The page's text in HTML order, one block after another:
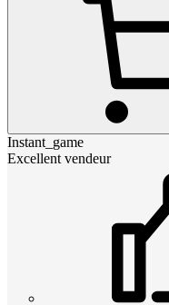
Instant_game
Excellent vendeur